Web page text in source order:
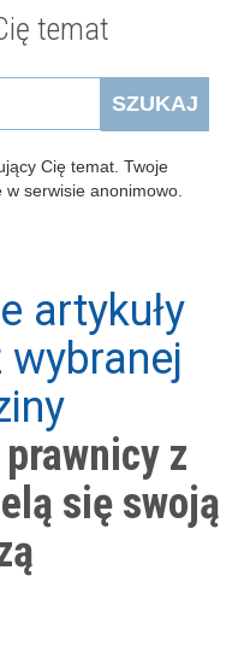
temat
SZUKAJ
Cię temat. Twoje
w serwisie anonimowo.
artykuły
z
się swoją